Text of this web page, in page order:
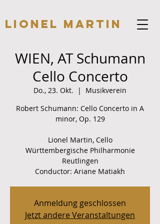
Lionel Martin
WIEN, AT Schumann
Cello Concerto
Do., 23. Okt.
  |
Musikverein
Robert Schumann: Cello Concerto in A
minor, Op. 129
Lionel Martin, Cello
Württembergische Philharmonie
Reutlingen
Conductor: Ariane Matiakh
Anmeldung geschlossen
Jetzt andere Veranstaltungen